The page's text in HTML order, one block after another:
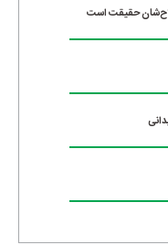
حقیقت است